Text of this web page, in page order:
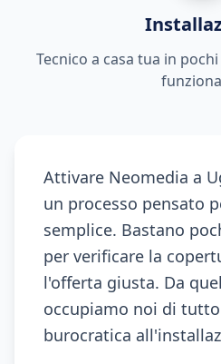
Tecnico a casa tua in
Attivare Neomedia a
un processo pensato
semplice. Bastano
per verificare la
l'offerta giusta. Da
occupiamo noi di
burocratica